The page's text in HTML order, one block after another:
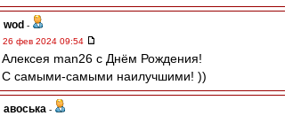
wod -
26 фев 2024 09:54
Алексея man26 с Днём Рождения!
С самыми-самыми наилучшими! ))
авоська -